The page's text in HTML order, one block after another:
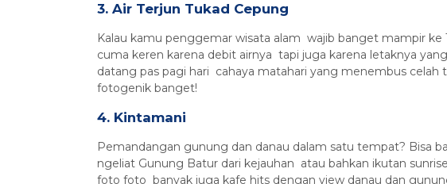
3. Air Terjun Tukad Cepung
Kalau kamu penggemar wisata alam wajib banget mampir
cuma keren karena debit airnya tapi juga karena letaknya
datang pas pagi hari cahaya matahari yang menembus celah
fotogenik banget!
4. Kintamani
Pemandangan gunung dan danau dalam satu tempat? Bisa
ngeliat Gunung Batur dari kejauhan atau bahkan ikutan
foto foto banyak juga kafe hits dengan view danau dan